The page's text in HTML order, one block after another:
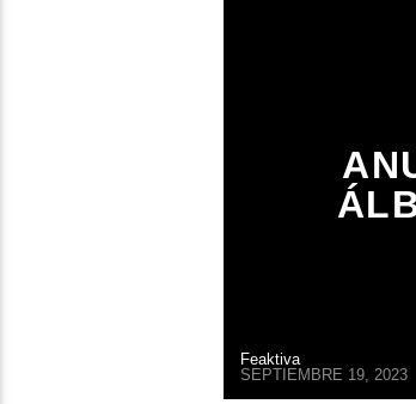
Feaktiva
SEPTIEMBRE 19, 2023